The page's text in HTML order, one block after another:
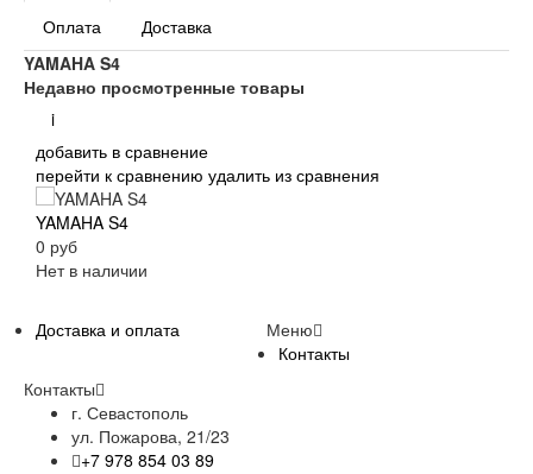
Оплата
Доставка
YAMAHA S4
Недавно просмотренные товары
i
добавить в сравнение
перейти к сравнению удалить из сравнения
YAMAHA S4
0 руб
Нет в наличии
Меню
Доставка и оплата
Контакты
Контакты
г. Севастополь
ул. Пожарова, 21/23
+7 978 854 03 89